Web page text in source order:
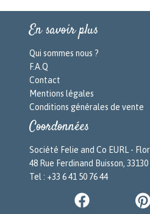
En savoir plus
Qui sommes nous ?
F.A.Q
Contact
Mentions légales
Conditions générales de vente
Coordonnées
Société Felie and Co EURL -
48 Rue Ferdinand Buisson,
Tel : +33 6 41 50 76 44